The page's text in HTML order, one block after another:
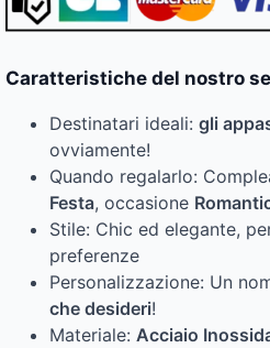
Caratteristiche del nostro
Destinatari ideali: gli
ovviamente!
Quando regalarlo:
Festa, occasione
Stile: Chic ed elegante,
preferenze
Personalizzazione: Un
che desideri!
Materiale: Acciaio